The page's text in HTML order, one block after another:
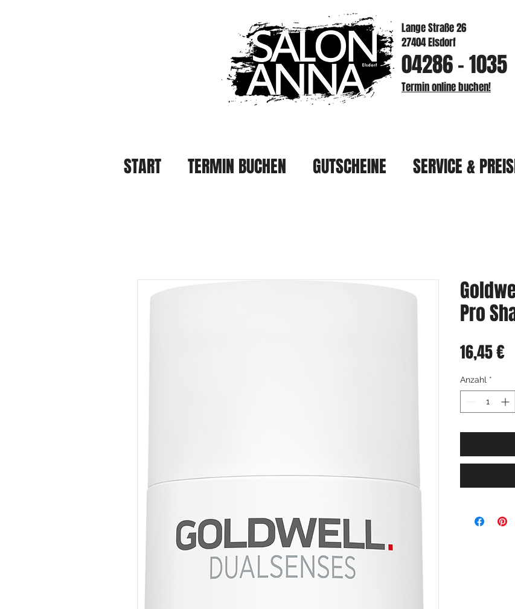
Lange Straße 26
27404 Elsdorf
04286 - 1035
Termin online buchen!
START TERMIN BUCHEN GUTSCHEINE SERVICE &
Pro
16,45 €
Anzahl *